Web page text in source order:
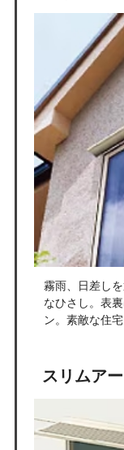
霧雨、日差し
なひさし。表
ン。素敵な住
スリムア